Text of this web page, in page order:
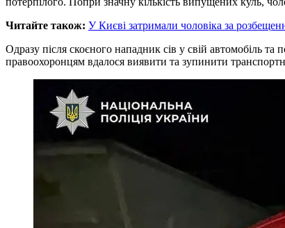
Читайте також: У Києві затримали чоловіка за
Одразу після скоєного нападник сів у свій автомобіль та
правоохоронцям вдалося виявити та зупинити